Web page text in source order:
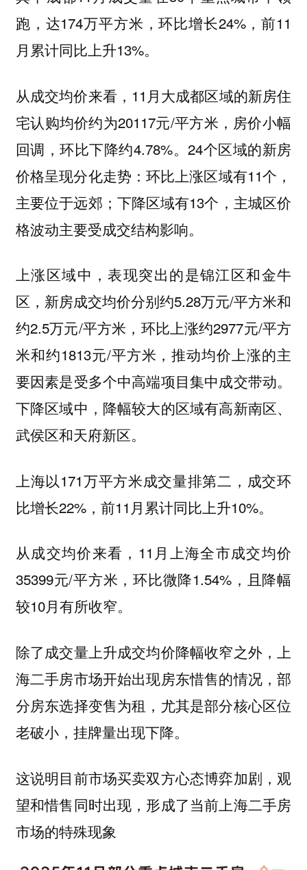
跑，达174万平方米，环比增长24%，前11
月累计同比上升13%。
从成交均价来看，11月大成都区域的新房住
宅认购均价约为20117元/平方米，房价小幅
回调，环比下降约4.78%。24个区域的新房
价格呈现分化走势：环比上涨区域有11个，
主要位于远郊；下降区域有13个，主城区价
格波动主要受成交结构影响。
上涨区域中，表现突出的是锦江区和金牛
区，新房成交均价分别约5.28万元/平方米和
约2.5万元/平方米，环比上涨约2977元/平方
米和约1813元/平方米，推动均价上涨的主
要因素是受多个中高端项目集中成交带动。
下降区域中，降幅较大的区域有高新南区、
武侯区和天府新区。
上海以171万平方米成交量排第二，成交环
比增长22%，前11月累计同比上升10%。
从成交均价来看，11月上海全市成交均价
35399元/平方米，环比微降1.54%，且降幅
较10月有所收窄。
除了成交量上升成交均价降幅收窄之外，上
海二手房市场开始出现房东惜售的情况，部
分房东选择变售为租，尤其是部分核心区位
老破小，挂牌量出现下降。
这说明目前市场买卖双方心态博弈加剧，观
望和惜售同时出现，形成了当前上海二手房
市场的特殊现象